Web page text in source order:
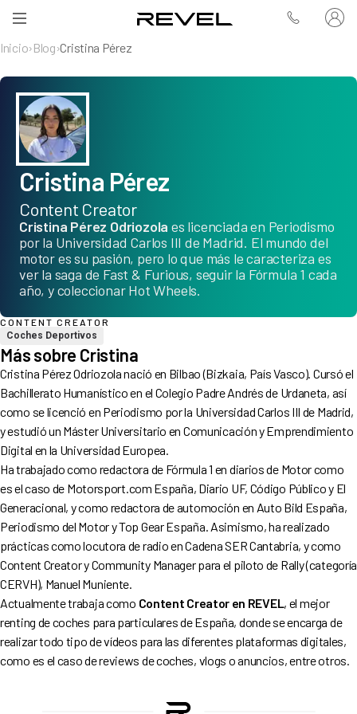
Inicio›Blog›Cristina Pérez
Cristina Pérez
Content Creator
Cristina Pérez Odriozola es licenciada en Periodismo
por la Universidad Carlos III de Madrid. El mundo del
motor es su pasión, pero lo que más le caracteriza es
ver la saga de Fast & Furious, seguir la Fórmula 1 cada
año, y coleccionar Hot Wheels.
CONTENT CREATOR
Coches Deportivos
Más sobre Cristina
Cristina Pérez Odriozola nació en Bilbao (Bizkaia, País Vasco). Cursó el
Bachillerato Humanístico en el Colegio Padre Andrés de Urdaneta, así
como se licenció en Periodismo por la Universidad Carlos III de Madrid,
y estudió un Máster Universitario en Comunicación y Emprendimiento
Digital en la Universidad Europea.
Ha trabajado como redactora de Fórmula 1 en diarios de Motor como
es el caso de Motorsport.com España, Diario UF, Código Público y El
Generacional, y como redactora de automoción en Auto Bild España,
Periodismo del Motor y Top Gear España. Asimismo, ha realizado
prácticas como locutora de radio en Cadena SER Cantabria, y como
Content Creator y Community Manager para el piloto de Rally (categoría
CERVH), Manuel Muniente.
Actualmente trabaja como Content Creator en REVEL, el mejor
renting de coches para particulares de España, donde se encarga de
realizar todo tipo de vídeos para las diferentes plataformas digitales,
como es el caso de reviews de coches, vlogs o anuncios, entre otros.